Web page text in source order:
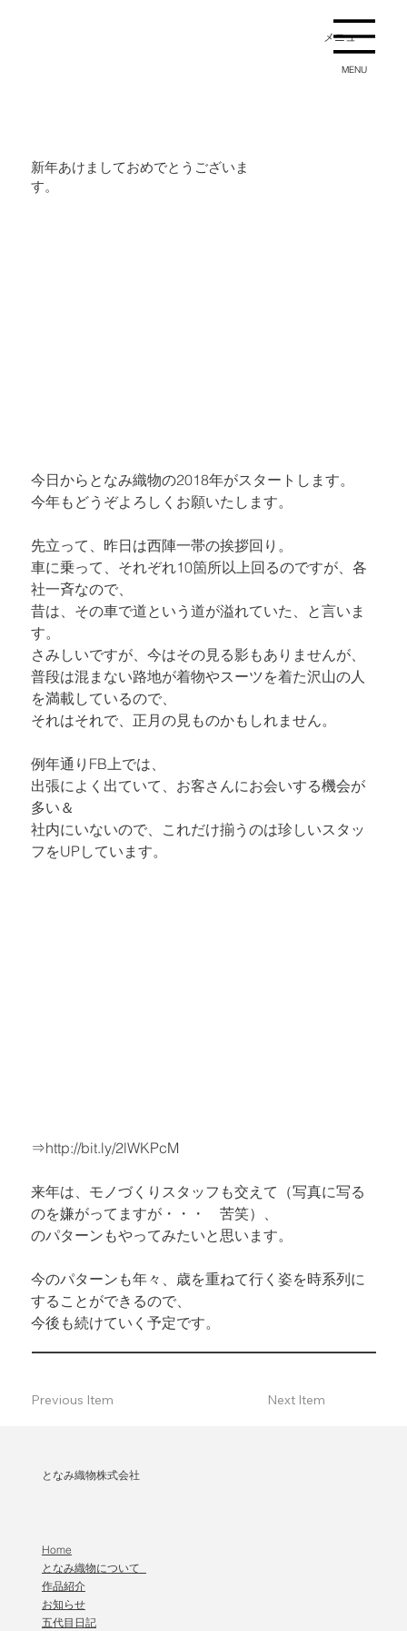
メニュー
MENU
新年あけましておめでとうございま
す。
今日からとなみ織物の2018年がスタートします。
今年もどうぞよろしくお願いたします。
先立って、昨日は西陣一帯の挨拶回り。
車に乗って、それぞれ10箇所以上回るのですが、各
社一斉なので、
昔は、その車で道という道が溢れていた、と言いま
す。
さみしいですが、今はその見る影もありませんが、
普段は混まない路地が着物やスーツを着た沢山の人
を満載しているので、
それはそれで、正月の見ものかもしれません。
例年通りFB上では、
出張によく出ていて、お客さんにお会いする機会が
多い＆
社内にいないので、これだけ揃うのは珍しいスタッ
フをUPしています。
⇒http://bit.ly/2lWKPcM
来年は、モノづくりスタッフも交えて（写真に写る
のを嫌がってますが・・・　苦笑）、
のパターンもやってみたいと思います。
今のパターンも年々、歳を重ねて行く姿を時系列に
することができるので、
今後も続けていく予定です。
Next Item
Previous Item
となみ織物株式会社
Home
となみ織物について
作品紹介
​お知らせ
五代目日記